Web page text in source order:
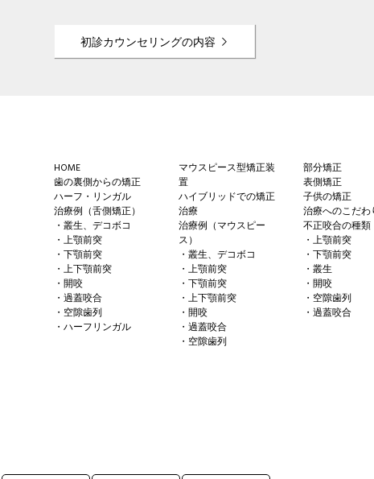
初診カウンセリングの内容
Footer
HOME
歯の裏側からの矯正
ハーフ・リンガル
治療例（舌側矯正）
・叢生、デコボコ
・上顎前突
・下顎前突
・上下顎前突
・開咬
・過蓋咬合
・空隙歯列
・ハーフリンガル
マウスピース型矯正装
置
ハイブリッドでの矯正
治療
治療例（マウスピー
ス）
・叢生、デコボコ
・上顎前突
・下顎前突
・上下顎前突
・開咬
・過蓋咬合
・空隙歯列
部分矯正
表側矯正
子供の矯正
治療へのこだわ
不正咬合の種類
・上顎前突
・下顎前突
・叢生
・開咬
・空隙歯列
・過蓋咬合